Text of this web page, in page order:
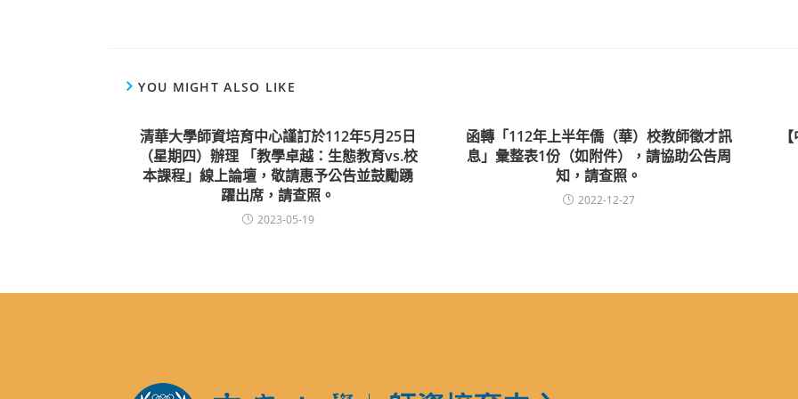
YOU MIGHT ALSO LIKE
清華大學師資培育中心謹訂於112年5月25日
（星期四）辦理 「教學卓越：生態教育vs.校
本課程」線上論壇，敬請惠予公告並鼓勵踴
躍出席，請查照。
2023-05-19
函轉「112年上半年僑（華）校教師徵才訊
息」彙整表1份（如附件），請協助公告周
知，請查照。
2022-12-27